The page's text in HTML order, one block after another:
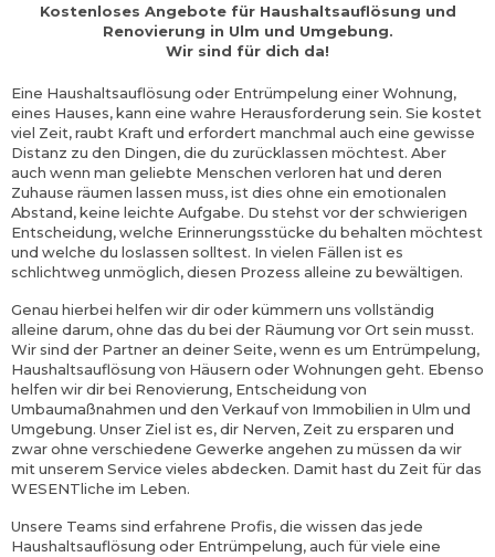
Kostenloses Angebote für Haushaltsauflösung und
Renovierung in Ulm und Umgebung.
Wir sind für dich da!
Eine Haushaltsauflösung oder Entrümpelung einer Wohnung,
eines Hauses, kann eine wahre Herausforderung sein. Sie kostet
viel Zeit, raubt Kraft und erfordert manchmal auch eine gewisse
Distanz zu den Dingen, die du zurücklassen möchtest. Aber
auch wenn man geliebte Menschen verloren hat und deren
Zuhause räumen lassen muss, ist dies ohne ein emotionalen
Abstand, keine leichte Aufgabe. Du stehst vor der schwierigen
Entscheidung, welche Erinnerungsstücke du behalten möchtest
und welche du loslassen solltest. In vielen Fällen ist es
schlichtweg unmöglich, diesen Prozess alleine zu bewältigen.
Genau hierbei helfen wir dir oder kümmern uns vollständig
alleine darum, ohne das du bei der Räumung vor Ort sein musst.
Wir sind der Partner an deiner Seite, wenn es um Entrümpelung,
Haushaltsauflösung von Häusern oder Wohnungen geht. Ebenso
helfen wir dir bei Renovierung, Entscheidung von
Umbaumaßnahmen und den Verkauf von Immobilien in Ulm und
Umgebung. Unser Ziel ist es, dir Nerven, Zeit zu ersparen und
zwar ohne verschiedene Gewerke angehen zu müssen da wir
mit unserem Service vieles abdecken. Damit hast du Zeit für das
WESENTliche im Leben.
Unsere Teams sind erfahrene Profis, die wissen das jede
Haushaltsauflösung oder Entrümpelung, auch für viele eine